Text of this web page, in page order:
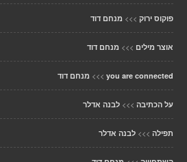
פוקוס ירוק >>> מנחם דוד
אוצר מילים >>> מנחם דוד
you are connected
>>> מנחם דוד
על הכתיבה >>> לבנה אדלר
תפילה >>> לבנה אדלר